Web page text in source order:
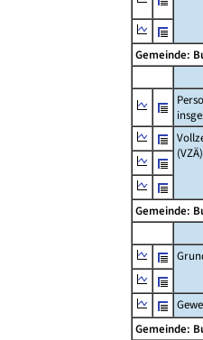
Gemeinde:
(VZÄ)
Gemeinde:
Gemeinde: